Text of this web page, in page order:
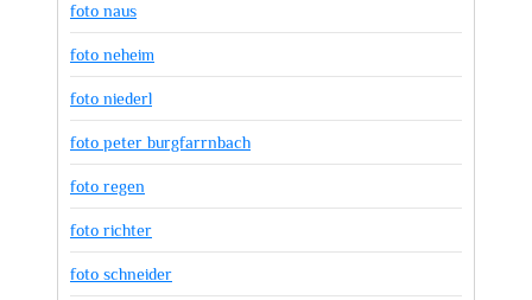
foto naus
foto neheim
foto niederl
foto peter burgfarrnbach
foto regen
foto richter
foto schneider